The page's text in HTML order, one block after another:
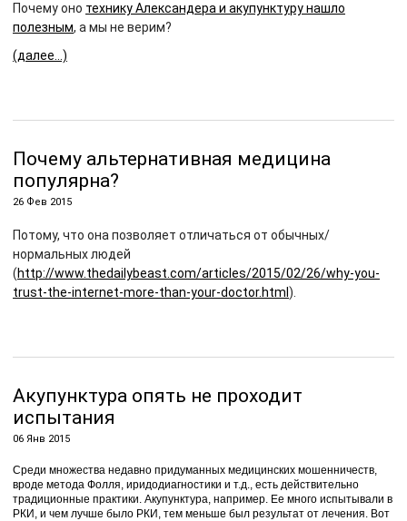
Почему оно технику Александера и акупунктуру нашло
полезным, а мы не верим?
(далее…)
Почему альтернативная медицина
популярна?
26 Фев 2015
Потому, что она позволяет отличаться от обычных/
нормальных людей
(http://www.thedailybeast.com/articles/2015/02/26/why-you-
trust-the-internet-more-than-your-doctor.html ).
Акупунктура опять не проходит
испытания
06 Янв 2015
Среди множества недавно придуманных медицинских мошенничеств,
вроде метода Фолля, иридодиагностики и т.д., есть действительно
традиционные практики. Акупунктура, например. Ее много испытывали в
РКИ, и чем лучше было РКИ, тем меньше был результат от лечения. Вот